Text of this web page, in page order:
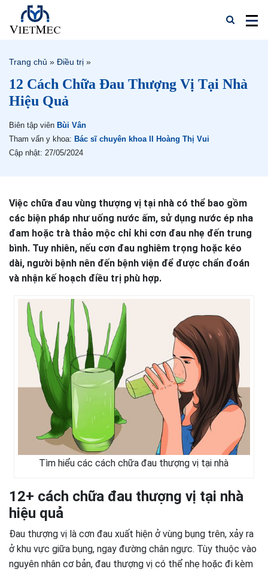
Trang chủ » Điều trị »
12 Cách Chữa Đau Thượng Vị Tại Nhà
Hiệu Quả
Biên tập viên Bùi Vân
Tham vấn y khoa: Bác sĩ chuyên khoa II Hoàng Thị Vui
Cập nhật: 27/05/2024
Việc chữa đau vùng thượng vị tại nhà có thể bao gồm
các biện pháp như uống nước ấm, sử dụng nước ép nha
đam hoặc trà thảo mộc chỉ khi cơn đau nhẹ đến trung
bình. Tuy nhiên, nếu cơn đau nghiêm trọng hoặc kéo
dài, người bệnh nên đến bệnh viện để được chẩn đoán
và nhận kế hoạch điều trị phù hợp.
Tìm hiểu các cách chữa đau thượng vị tại nhà
12+ cách chữa đau thượng vị tại nhà
hiệu quả
Đau thượng vị là cơn đau xuất hiện ở vùng bụng trên, xảy ra
ở khu vực giữa bụng, ngay đường chân ngực. Tùy thuộc vào
nguyên nhân cơ bản, đau thượng vị có thể nhẹ hoặc đi kèm